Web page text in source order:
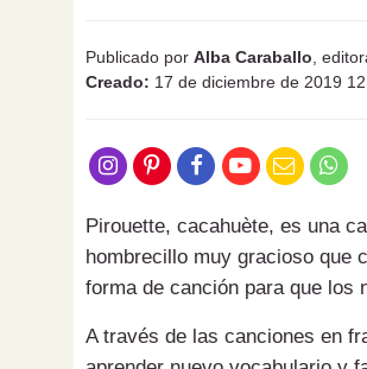
Publicado por Alba Caraballo ,
Creado: 17 de diciembre de 2019
Pirouette, cacahuète, es una
hombrecillo muy gracioso que
forma de canción para que los
A través de las canciones en